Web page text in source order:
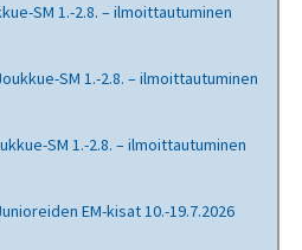
SM 1.-2.8. – ilmoittautuminen
SM 1.-2.8. – ilmoittautuminen
SM 1.-2.8. – ilmoittautuminen
EM-kisat 10.-19.7.2026